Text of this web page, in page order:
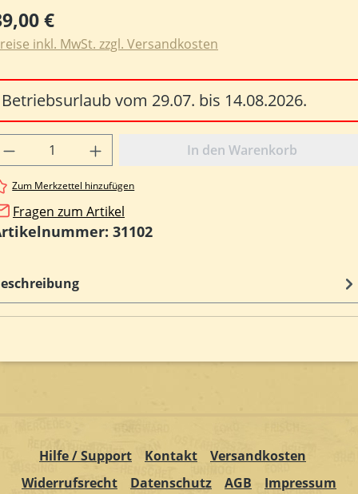
Preis:
€
inkl. MwSt. zzgl. Versandkosten
Betriebsurlaub vom 29.07. bis 14.08.2026.
Anzahl: Gib den gewünschten
In den Warenkorb
Zum Merkzettel hinzufügen
Fragen zum Artikel
31102
Hilfe / Support Kontakt
Versandkosten
Widerrufsrecht
Datenschutz AGB Impressum